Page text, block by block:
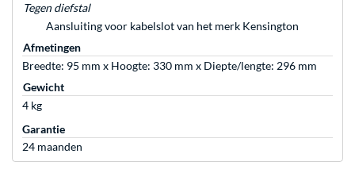
Tegen diefstal
Aansluiting voor kabelslot van het merk Kensington
Afmetingen
Breedte: 95 mm x Hoogte: 330 mm x Diepte/lengte: 296 mm
Gewicht
4 kg
Garantie
24 maanden